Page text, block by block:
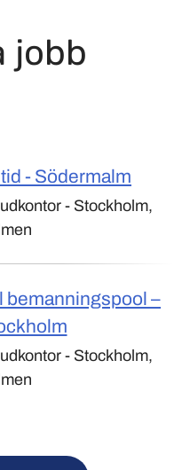
jobb
- Södermalm
- Stockholm,
bemanningspool –
- Stockholm,